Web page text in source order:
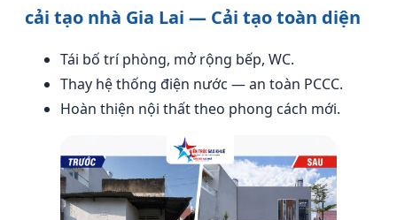
cải tạo nhà Gia Lai — Cải tạo toàn diện
Tái bố trí phòng, mở rộng bếp, WC.
Thay hệ thống điện nước — an toàn PCCC.
Hoàn thiện nội thất theo phong cách mới.